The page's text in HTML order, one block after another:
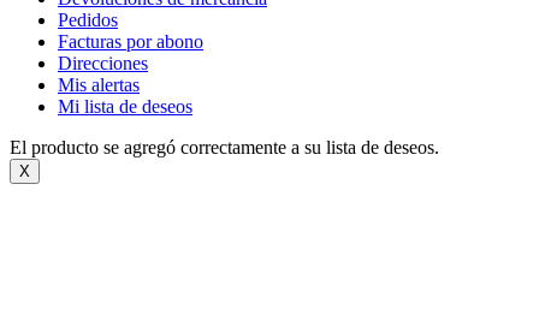
Pedidos
Facturas por abono
Direcciones
Mis alertas
Mi lista de deseos
El producto se agregó correctamente a su lista de deseos.
X